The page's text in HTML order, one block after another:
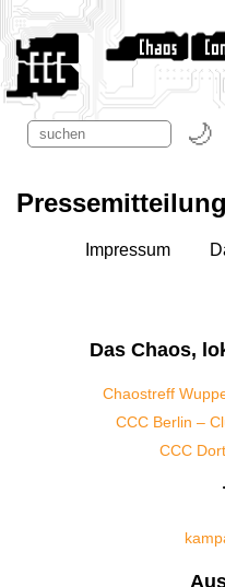
Impressum
Das Chaos,
Chaostreff
CCC Berlin –
CCC